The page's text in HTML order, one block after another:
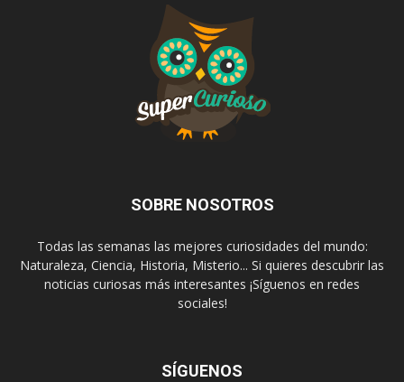
SOBRE NOSOTROS
Todas las semanas las mejores curiosidades del mundo:
Naturaleza, Ciencia, Historia, Misterio... Si quieres descubrir las
noticias curiosas más interesantes ¡Síguenos en redes
sociales!
SÍGUENOS